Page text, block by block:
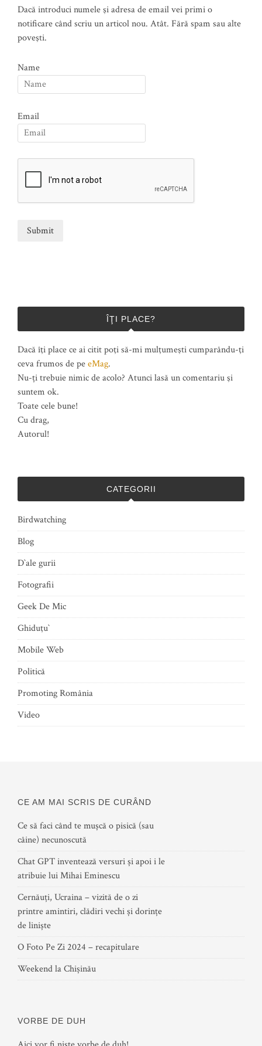
Dacă introduci numele şi adresa de email vei primi o
notificare când scriu un articol nou. Atât. Fără spam sau alte
poveşti.
Name
Email
ÎŢI PLACE?
Dacă îţi place ce ai citit poţi să-mi mulţumeşti cumparându-ţi
ceva frumos de peeMag.
Nu-ți trebuie nimic de acolo? Atunci lasă un comentariu şi
suntem ok.
Toate cele bune!
Cu drag,
Autorul!
CATEGORII
Birdwatching
Blog
D`ale gurii
Fotografii
Geek De Mic
Ghiduţu`
Mobile Web
Politică
Promoting România
Video
CE AM MAI SCRIS DE CURÂND
Ce să faci când te mușcă o pisică (sau
câine) necunoscută
Chat GPT inventează versuri și apoi i le
atribuie lui Mihai Eminescu
Cernăuți, Ucraina – vizită de o zi
printre amintiri, clădiri vechi și dorințe
de liniște
O Foto Pe Zi 2024 – recapitulare
Weekend la Chișinău
VORBE DE DUH